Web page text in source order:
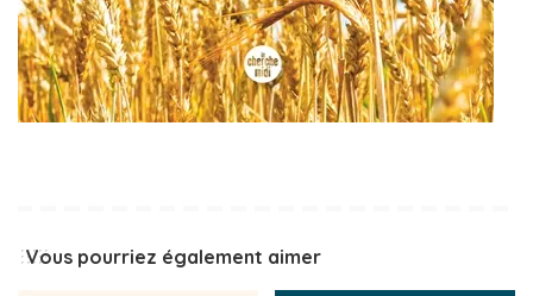
Vous pourriez également aimer